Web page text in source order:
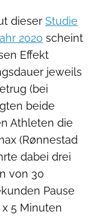
dieser Studie
2020 scheint
Effekt
jeweils
(bei
beide
Athleten die
(Rønnestad
dabei drei
von 30
Pause
5 Minuten